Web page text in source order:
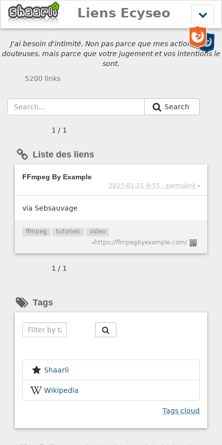
le
menu
Liens Ecyseo
J'ai besoin d'intimité. Non pas parce que mes actions sont
douteuses, mais parce que votre jugement et vos intentions le
sont.
5200 links
Search
1 / 1
Liste des liens
FFmpeg By Example
2025-01-21 9:55 - permalink -
via Sebsauvage
ffmpeg tutoriels video
-https://ffmpegbyexample.com/
1 / 1
Tags
Shaarli
Wikipedia
Tags cloud